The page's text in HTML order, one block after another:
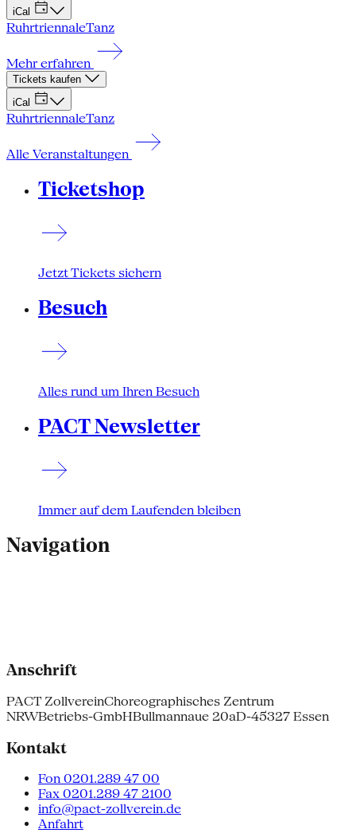
iCal
RuhrtriennaleTanz
Mehr erfahren
Tickets kaufen
iCal
RuhrtriennaleTanz
Alle Veranstaltungen
Ticketshop
Jetzt Tickets sichern
Besuch
Alles rund um Ihren Besuch
PACT Newsletter
Immer auf dem Laufenden bleiben
Navigation
Anschrift
PACT ZollvereinChoreographisches Zentrum
NRWBetriebs-GmbHBullmannaue 20aD-45327 Essen
Kontakt
Fon 0201.289 47 00
Fax 0201.289 47 2100
info@pact-zollverein.de
Anfahrt